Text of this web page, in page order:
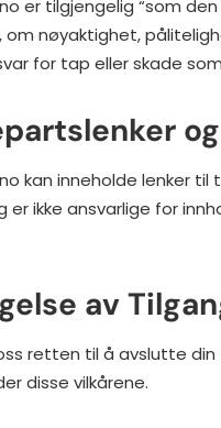
er tilgjengelig “som
nøyaktighet,
for tap eller skade
kan inneholde lenker
ikke ansvarlige for
av
retten til å avslutte
disse vilkårene.